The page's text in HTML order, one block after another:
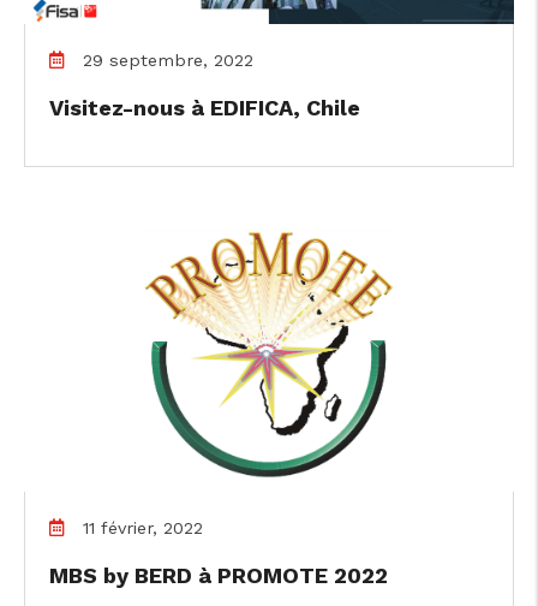
29 septembre, 2022
Visitez-nous à EDIFICA, Chile
11 février, 2022
MBS by BERD à PROMOTE 2022